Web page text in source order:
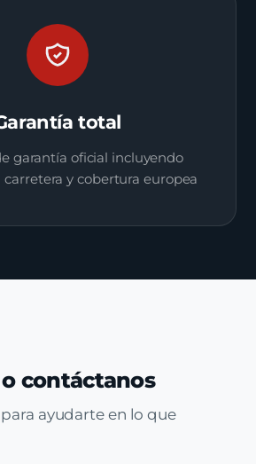
total
garantía oficial incluyendo
carretera y cobertura europea
contáctanos
ayudarte en lo que